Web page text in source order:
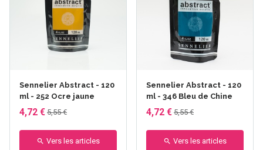
Sennelier Abstract - 120
ml - 252 Ocre jaune
4,72 € 5,55 €
Vers les articles
Sennelier Abstract - 120
ml - 346 Bleu de Chine
4,72 € 5,55 €
Vers les articles